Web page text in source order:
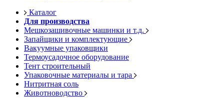
Каталог
Для производства
Мешкозашивочные машинки и т.д.
Запайщики и комплектующие
Вакуумные упаковщики
Термоусадочное оборудование
Тент строительный
Упаковочные материалы и тара
Нитритная соль
Животноводство